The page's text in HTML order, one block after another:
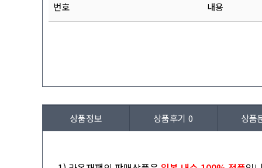
번호 내용
상품정보 상품후기0 상품